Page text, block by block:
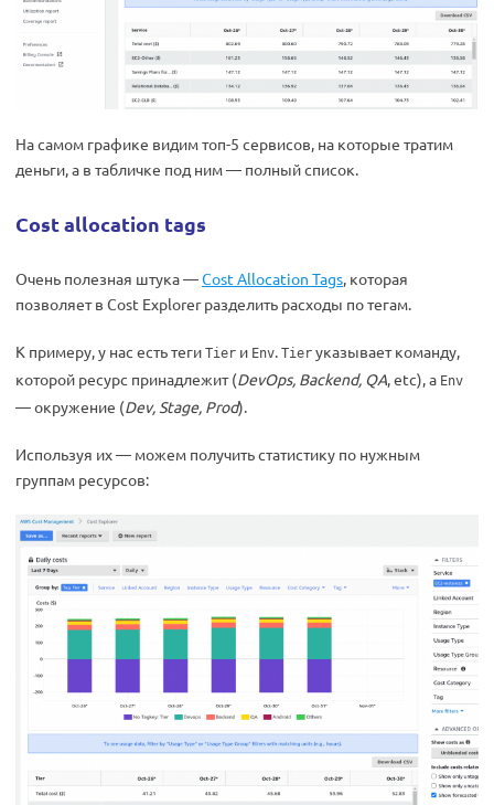
На самом графике видим топ-5 сервисов, на которые тратим
деньги, а в табличке под ним — полный список.
Cost allocation tags
Очень полезная штука —Cost Allocation Tags, которая
позволяет в Cost Explorer разделить расходы по тегам.
К примеру, у нас есть теги Tier и Env. Tier указывает команду,
которой ресурс принадлежит (DevOps, Backend, QA, etc), а Env
— окружение (Dev, Stage, Prod).
Используя их — можем получить статистику по нужным
группам ресурсов: